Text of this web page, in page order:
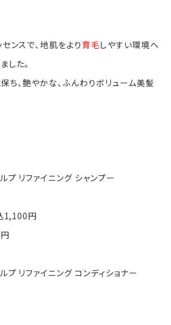
ンスで、地肌をより 育毛しやすい環境へ
した。
ち、艶やかな、ふんわりボリューム美髪
プ リファイニング シャンプー
1,100円
プ リファイニング コンディショナー